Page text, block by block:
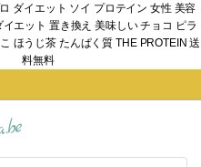
ダイエット ソイ プロテイン 女性 美容
エット 置き換え 美味しい チョコ ピラ
ほうじ茶 たんぱく質 THE PROTEIN 送
料無料